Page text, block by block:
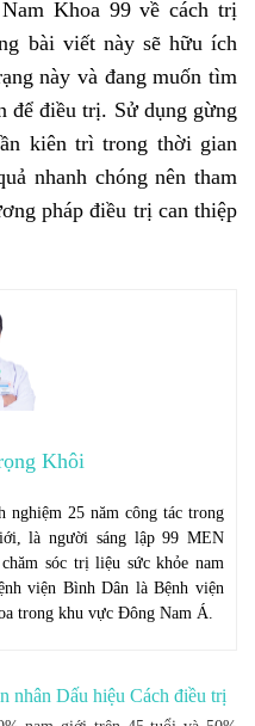
Khoa 99 về cách trị
bài viết này sẽ hữu ích
này và đang muốn tìm
để điều trị. Sử dụng gừng
kiên trì trong thời gian
nhanh chóng nên tham
pháp điều trị can thiệp
Khôi
nghiệm 25 năm công tác trong
là người sáng lập 99 MEN
sóc trị liệu sức khỏe nam
viện Bình Dân là Bệnh viện
trong khu vực Đông Nam Á.
nhân Dấu hiệu Cách điều trị